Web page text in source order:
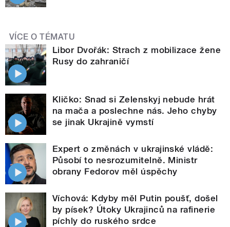
VÍCE O TÉMATU
Libor Dvořák: Strach z mobilizace žene
Rusy do zahraničí
Kličko: Snad si Zelenskyj nebude hrát
na mača a poslechne nás. Jeho chyby
se jinak Ukrajině vymstí
Expert o změnách v ukrajinské vládě:
Působí to nesrozumitelně. Ministr
obrany Fedorov měl úspěchy
Víchová: Kdyby měl Putin poušť, došel
by písek? Útoky Ukrajinců na rafinerie
píchly do ruského srdce